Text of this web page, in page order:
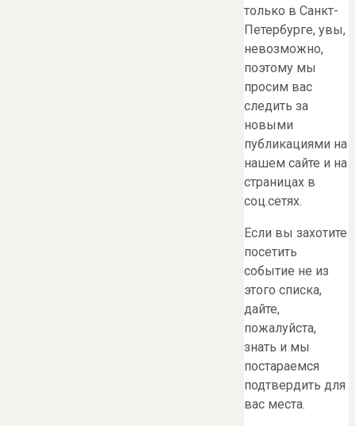
только в Санкт-
Петербурге, увы,
невозможно,
поэтому мы
просим вас
следить за
новыми
публикациями на
нашем сайте и на
страницах в
соц.сетях.
Если вы захотите
посетить
событие не из
этого списка,
дайте,
пожалуйста,
знать и мы
постараемся
подтвердить для
вас места.